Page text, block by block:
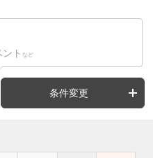
ト など
条件変更